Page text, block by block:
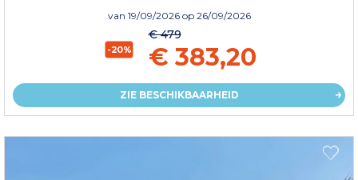
van 19/09/2026 op 26/09/2026
-20%
€ 479
€ 383,20
ZIE BESCHIKBAARHEID